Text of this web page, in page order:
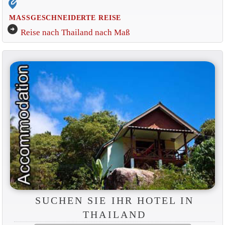
edit_location_alt
MASSGESCHNEIDERTE REISE
arrow_circle_right Reise nach Thailand nach Maß
SUCHEN SIE IHR HOTEL IN
THAILAND